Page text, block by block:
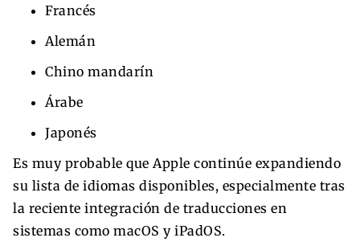
Francés
Alemán
Chino mandarín
Árabe
Japonés
Es muy probable que Apple continúe expandiendo
su lista de idiomas disponibles, especialmente tras
la reciente integración de traducciones en
sistemas como macOS y iPadOS.